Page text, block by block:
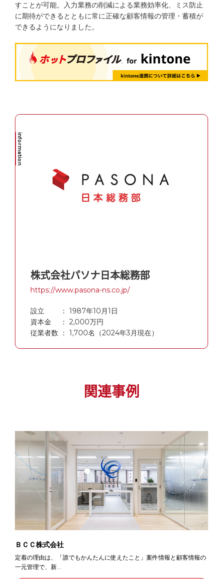
電話で問い合わせる※
※ 9:00 12:00 / 13:00
すことが可能。入力業務の削減による業務効率化、ミス防止
に期待ができるとともに常に正確な顧客情報の管理・蓄積が
できるようになりました。
株式会社パソナ日本総務部
https://www.pasona-ns.co.jp/
設立 ： 1987年10月1日
資本金 ： 2,000万円
従業者数 ： 1,700名（2024年3月現在）
関連事例
ＢＣＣ株式会社
定着の理由は、「誰でもかんたんに使えたこと」案件情報と顧客情報の
一元管理で、新...